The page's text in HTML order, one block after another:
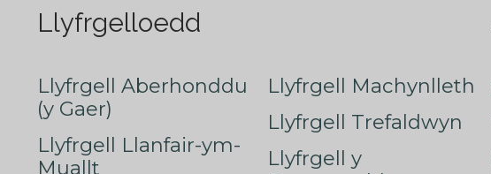
Llyfrgelloedd
Llyfrgell Aberhonddu
(y Gaer)
Llyfrgell Llanfair-ym-
Muallt
Llyfrgell Machynlleth
Llyfrgell Trefaldwyn
Llyfrgell y